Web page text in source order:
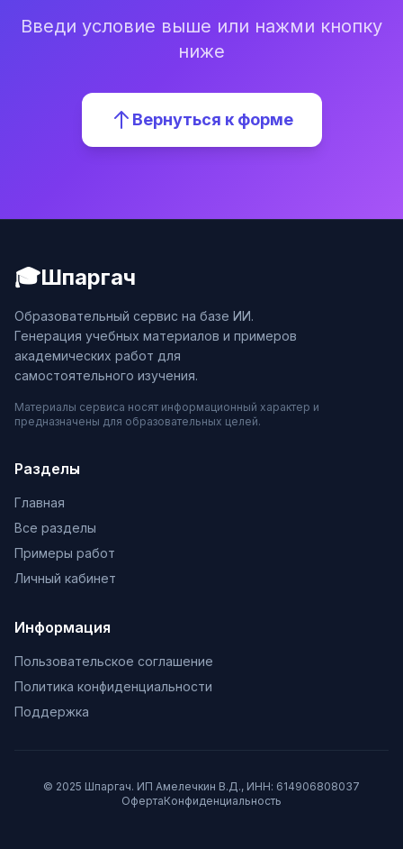
Введи условие выше или нажми кнопку
ниже
Вернуться к форме
🎓Шпаргач
Образовательный сервис на базе ИИ.
Генерация учебных материалов и примеров
академических работ для
самостоятельного изучения.
Материалы сервиса носят информационный характер и
предназначены для образовательных целей.
Разделы
Главная
Все разделы
Примеры работ
Личный кабинет
Информация
Пользовательское соглашение
Политика конфиденциальности
Поддержка
© 2025 Шпаргач. ИП Амелечкин В.Д., ИНН: 614906808037
ОфертаКонфиденциальность